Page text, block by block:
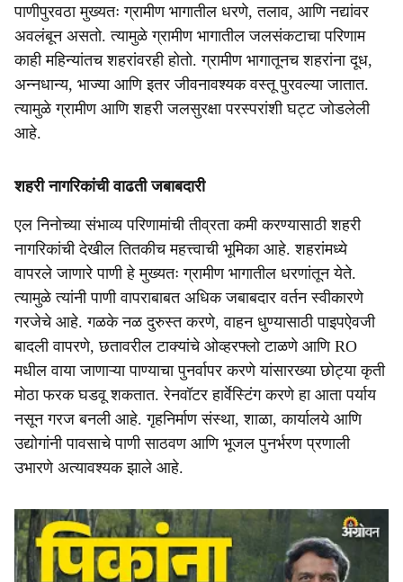
पाणीपुरवठा मुख्यतः ग्रामीण भागातील धरणे, तलाव, आणि नद्यांवर
अवलंबून असतो. त्यामुळे ग्रामीण भागातील जलसंकटाचा परिणाम
काही महिन्यांतच शहरांवरही होतो. ग्रामीण भागातूनच शहरांना दूध,
अन्नधान्य, भाज्या आणि इतर जीवनावश्यक वस्तू पुरवल्या जातात.
त्यामुळे ग्रामीण आणि शहरी जलसुरक्षा परस्परांशी घट्ट जोडलेली
आहे.
शहरी नागरिकांची वाढती जबाबदारी
एल निनोच्या संभाव्य परिणामांची तीव्रता कमी करण्यासाठी शहरी
नागरिकांची देखील तितकीच महत्त्वाची भूमिका आहे. शहरांमध्ये
वापरले जाणारे पाणी हे मुख्यतः ग्रामीण भागातील धरणांतून येते.
त्यामुळे त्यांनी पाणी वापराबाबत अधिक जबाबदार वर्तन स्वीकारणे
गरजेचे आहे. गळके नळ दुरुस्त करणे, वाहन धुण्यासाठी पाइपऐवजी
बादली वापरणे, छतावरील टाक्यांचे ओव्हरफ्लो टाळणे आणि RO
मधील वाया जाणाऱ्या पाण्याचा पुनर्वापर करणे यांसारख्या छोट्या कृती
मोठा फरक घडवू शकतात. रेनवॉटर हार्वेस्टिंग करणे हा आता पर्याय
नसून गरज बनली आहे. गृहनिर्माण संस्था, शाळा, कार्यालये आणि
उद्योगांनी पावसाचे पाणी साठवण आणि भूजल पुनर्भरण प्रणाली
उभारणे अत्यावश्यक झाले आहे.